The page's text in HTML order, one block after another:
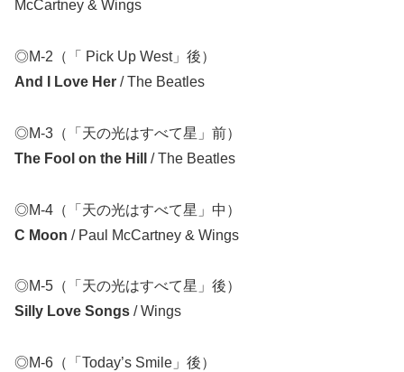
McCartney & Wings
◎M-2（「 Pick Up West」後）
And I Love Her / The Beatles
◎M-3（「天の光はすべて星」前）
The Fool on the Hill
/ The Beatles
◎M-4（「天の光はすべて星」中）
C Moon / Paul McCartney & Wings
◎M-5（「天の光はすべて星」後）
Silly Love Songs / Wings
◎M-6（「Today’s Smile」後）